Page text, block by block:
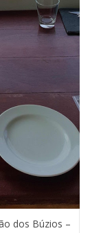
dos Búzios –